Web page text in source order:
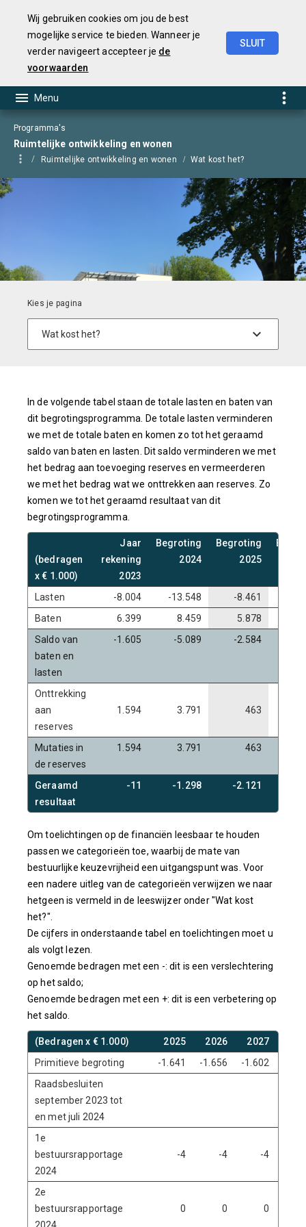
Wij gebruiken cookies om jou de best
mogelijke service te bieden. Wanneer je
verder navigeert accepteer je de
voorwaarden
SLUIT
Programma's
Ruimtelijke ontwikkeling en wonen
Ruimtelijke ontwikkeling en wonen Wat kost het?
In de volgende tabel staan de totale lasten en baten van
dit begrotingsprogramma. De totale lasten verminderen
we met de totale baten en komen zo tot het geraamd
saldo van baten en lasten. Dit saldo verminderen we met
het bedrag aan toevoeging reserves en vermeerderen
we met het bedrag wat we onttrekken aan reserves. Zo
komen we tot het geraamd resultaat van dit
begrotingsprogramma.
(bedragen
x € 1.000)
Jaar
rekening
2023
Begroting
2024
Begroting
2025
Lasten -8.004 -13.548 -8.461
Baten
6.399 8.459 5.878
Saldo van
baten en
lasten
-1.605 -5.089 -2.584
Onttrekking
aan
reserves
1.594 3.791 463
Mutaties in
de reserves
1.594 3.791 463
Geraamd
resultaat
-11 -1.298 -2.121
Om toelichtingen op de financiën leesbaar te houden
passen we categorieën toe, waarbij de mate van
bestuurlijke keuzevrijheid een uitgangspunt was. Voor
een nadere uitleg van de categorieën verwijzen we naar
hetgeen is vermeld in de leeswijzer onder "Wat kost
het?".
De cijfers in onderstaande tabel en toelichtingen moet u
als volgt lezen.
Genoemde bedragen met een -: dit is een verslechtering
op het saldo;
Genoemde bedragen met een +: dit is een verbetering op
het saldo.
(Bedragen x € 1.000) 2025 2026 2027
Primitieve begroting
-1.641 -1.656 -1.602
Raadsbesluiten
september 2023 tot
en met juli 2024
1e
bestuursrapportage
2024
-4 -4 -4
2e
bestuursrapportage
0 0 0